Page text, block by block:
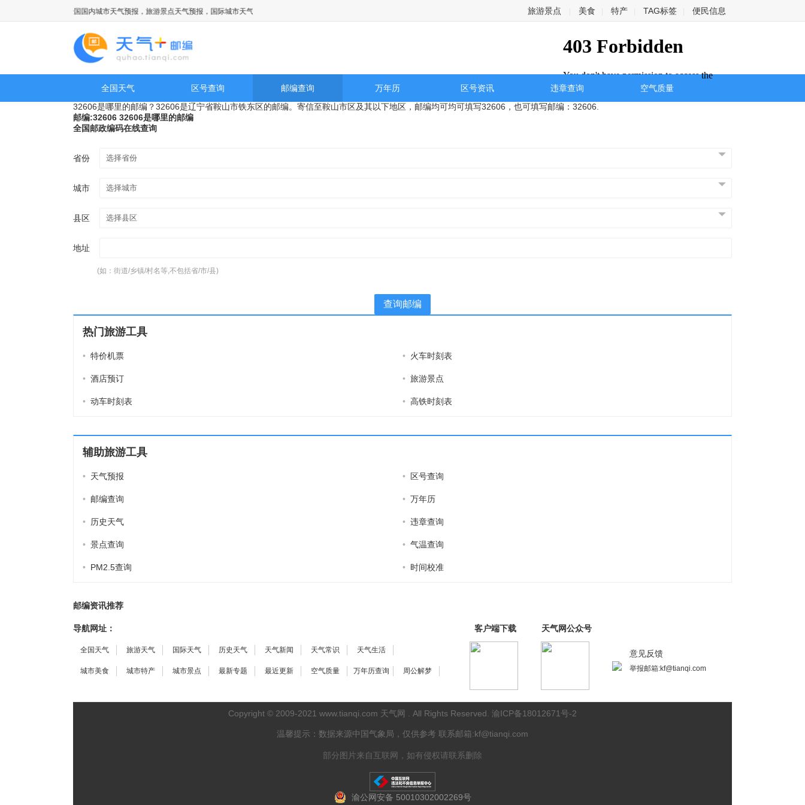
天气网提供全国国内城市天气预报，旅游景点天气预报，国际城市天气预报以及历史天气预报查询 旅游景点 美食 特产 TAG标签 便民信息
全国天气 区号查询 邮编查询 万年历 区号资讯 违章查询
空气质量
32606是哪里的邮编？32606是辽宁省鞍山市铁东区的邮编。寄信至鞍山市区及其以下地区，邮编均可均可填写32606，也可填写邮编：32606.
邮编:32606 32606是哪里的邮编
全国邮政编码在线查询
省份
城市
县区
地址
(如：街道/乡镇/村名等,不包括省/市/县)
查询邮编
热门旅游工具
• 特价机票 • 火车时刻表
• 酒店预订 • 旅游景点
• 动车时刻表 • 高铁时刻表
辅助旅游工具
• 天气预报 • 区号查询
• 邮编查询 • 万年历
• 历史天气 • 违章查询
• 景点查询 • 气温查询
• PM2.5查询 • 时间校准
邮编资讯推荐
导航网址：
全国天气 旅游天气 国际天气 历史天气 天气新闻 天气常识 天气生活
城市美食 城市特产 城市景点 最新专题 最近更新 空气质量 万年历查询 周公解梦
客户端下载 天气网公众号
意见反馈
举报邮箱:kf@tianqi.com
Copyright © 2009-2021 www.tianqi.com 天气网 . All Rights Reserved. 渝ICP备18012671号-2
温馨提示：数据来源中国气象局，仅供参考 联系邮箱:kf@tianqi.com
部分图片来自互联网，如有侵权请联系删除
渝公网安备 50010302002269号